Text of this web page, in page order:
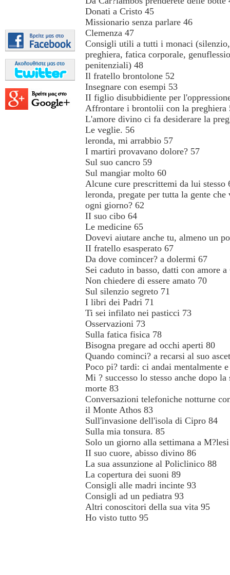
Donati a Cristo 45
Missionario senza parlare 46
Clemenza 47
Consigli utili a tutti i monaci (silenzio,
preghiera, fatica corporale,
penitenziali) 48
Il fratello brontolone 52
Insegnare con esempi 53
II figlio disubbidiente per
Affrontare i brontolii con la preghiera
L'amore divino ci fa desiderare la
Le veglie. 56
leronda, mi arrabbio 57
I martiri provavano dolore? 57
Sul suo cancro 59
Sul mangiar molto 60
Alcune cure prescrittemi da lui stesso
leronda, pregate per tutta la gente che
ogni giorno? 62
II suo cibo 64
Le medicine 65
Dovevi aiutare anche tu, almeno un
II fratello esasperato 67
Da dove comincer? a dolermi 67
Sei caduto in basso, datti con amore
Non chiedere di essere amato 70
Sul silenzio segreto 71
I libri dei Padri 71
Ti sei infilato nei pasticci 73
Osservazioni 73
Sulla fatica fisica 78
Bisogna pregare ad occhi aperti 80
Quando cominci? a recarsi al suo
Poco pi? tardi: ci andai mentalmente
Mi ? successo lo stesso anche dopo la
morte 83
Conversazioni telefoniche notturne
il Monte Athos 83
Sull'invasione dell'isola di Cipro 84
Sulla mia tonsura. 85
Solo un giorno alla settimana a
II suo cuore, abisso divino 86
La sua assunzione al Policlinico 88
La copertura dei suoni 89
Consigli alle madri incinte 93
Consigli ad un pediatra 93
Altri conoscitori della sua vita 95
Ho visto tutto 95